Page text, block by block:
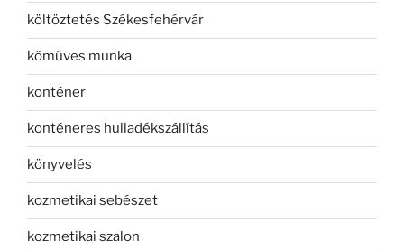
költöztetés Székesfehérvár
kőműves munka
konténer
konténeres hulladékszállítás
könyvelés
kozmetikai sebészet
kozmetikai szalon